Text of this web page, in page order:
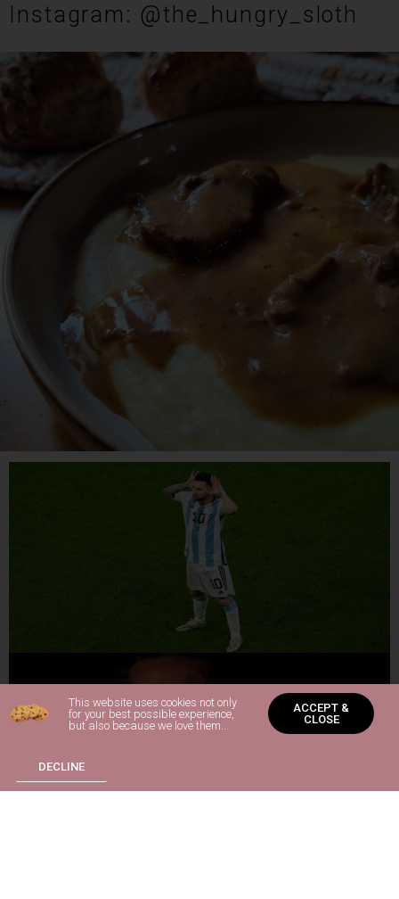
Instagram: @the_hungry_sloth
This website uses cookies not only
for your best possible experience,
but also because we love them...
ACCEPT &
CLOSE
DECLINE